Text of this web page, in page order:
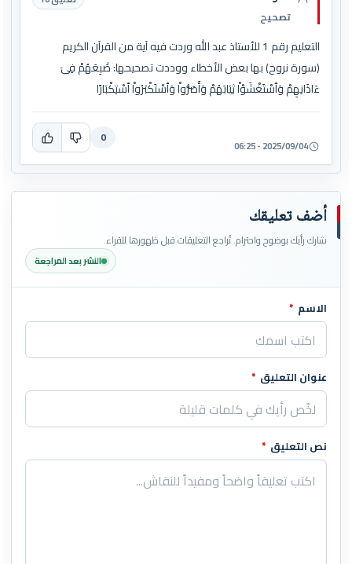
تصحيح
التعليم رقم 1 للأستاذ عبد الله وردت فيه آية من القرآن الكريم
(سورة نروح) بها بعض الأخطاء ووددت تصحيحها: صَٰبِعَهُمْ فِىٓ
ءَاذَانِهِمْ وَٱسْتَغْشَوْاْ ثِيَابَهُمْ وَأَصَرُّواْ وَٱسْتَكْبَرُواْ ٱسْتِكْبَارًا
2025/09/04 - 06:25
0
أضف تعليقك
شارك رأيك بوضوح واحترام. تُراجع التعليقات قبل ظهورها للقراء.
النشر بعد المراجعة
اترك هذا الحقل فارغاً
الاسم *
عنوان التعليق *
نص التعليق *